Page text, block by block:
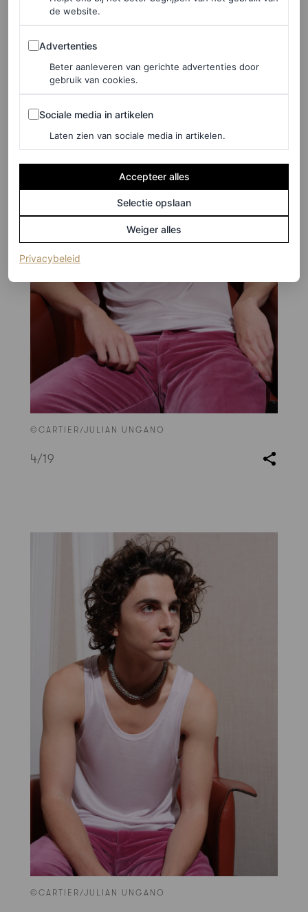
geven – zou hij weleens verrast kunnen worden.
©CARTIER/JULIAN UNGANO
4/19
©CARTIER/JULIAN UNGANO
de website.
Advertenties
Advertenties
Beter aanleveren van gerichte advertenties door
gebruik van cookies.
Sociale media in artikelen
Sociale media in artikelen
Laten zien van sociale media in artikelen.
Accepteer alles
Selectie opslaan
Weiger alles
Privacybeleid